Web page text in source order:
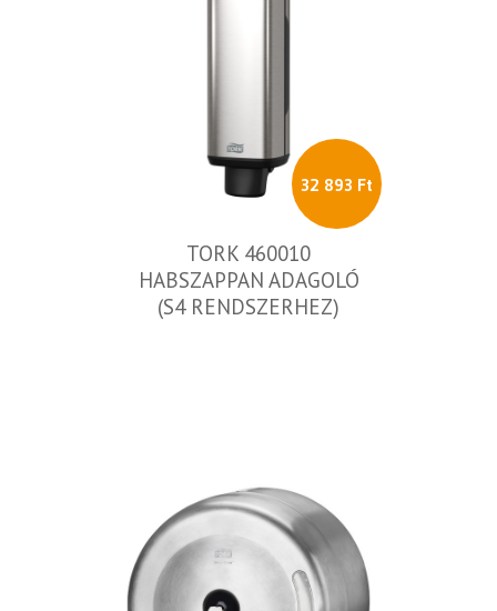
32 893 Ft
TORK 460010
HABSZAPPAN ADAGOLÓ
(S4 RENDSZERHEZ)